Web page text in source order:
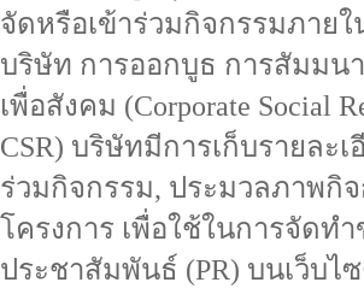
จัดหรือเข้าร่วมกิจกรรมภาย
บริษัท การออกบูธ การสัมมน
เพื่อสังคม (Corporate Social
CSR) บริษัทมีการเก็บรายละ
ร่วมกิจกรรม, ประมวลภาพกิ
โครงการ เพื่อใช้ในการจัดทำ
ประชาสัมพันธ์ (PR) บนเว็บไ